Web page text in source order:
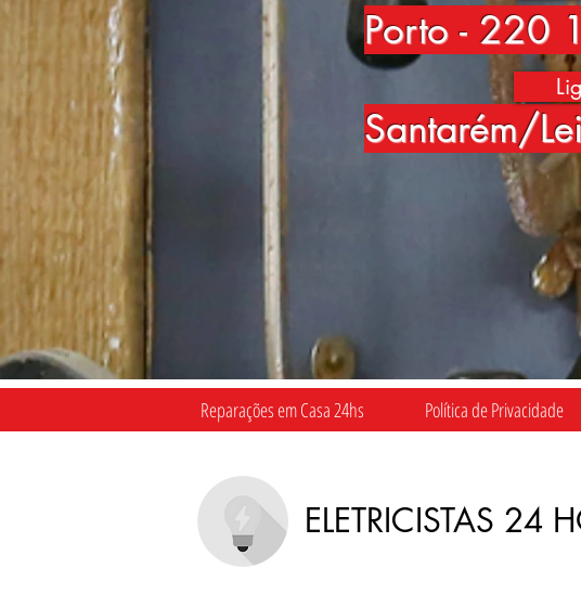
Porto - 220
Santarém/
Reparações em Casa 24hs Política de Privacidade
ELETRICISTAS 24